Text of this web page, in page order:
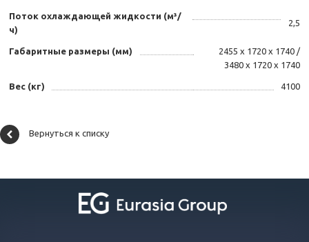
Поток охлаждающей жидкости (м³/
ч)
2,5
Габаритные размеры (мм)
2455 х 1720 х 1740 /
3480 х 1720 х 1740
Вес (кг) 4100
Вернуться к списку